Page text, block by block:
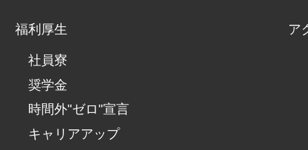
福利厚生
社員寮
奨学金
時間外"ゼロ"宣言
キャリアアップ
ア